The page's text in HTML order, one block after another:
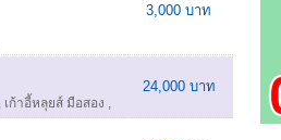
3,000 บาท
, เก้าอี้หลุยส์ มือสอง ,
24,000 บาท